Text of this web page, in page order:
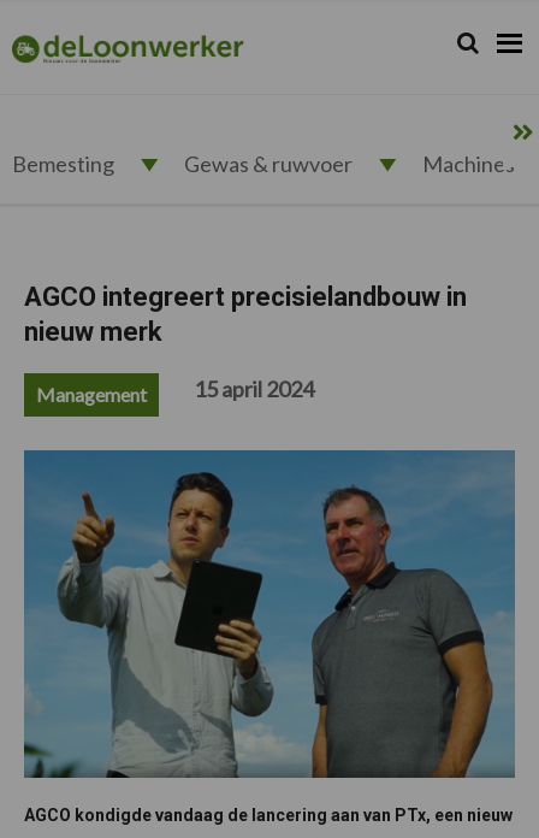
de
hoofdnavigatie
de
hoofd
de
eerste
de
voettekst
deloonwerker.nl Zoeken...
Zoek
Bemesting Gewas & ruwvoer Machines
AGCO integreert precisielandbouw in
nieuw merk
Management 15 april 2024
AGCO kondigde vandaag de lancering aan van PTx, een nieuw